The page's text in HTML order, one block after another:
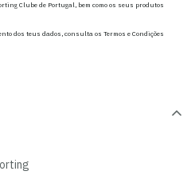
Clube de Portugal, bem como os seus produtos
dos teus dados, consulta os Termos e Condições